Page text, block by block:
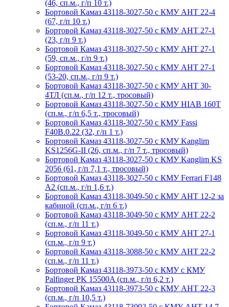
(46, сп.м., г/п 10 т.)
Бортовой Камаз 43118-3027-50 с КМУ АНТ 22-4
(67, г/п 10 т.)
Бортовой Камаз 43118-3027-50 с КМУ АНТ 27-1
(23, г/п 9 т.)
Бортовой Камаз 43118-3027-50 с КМУ АНТ 27-1
(59, сп.м., г/п 9 т.)
Бортовой Камаз 43118-3027-50 с КМУ АНТ 27-1
(53-20, сп.м., г/п 9 т.)
Бортовой Камаз 43118-3027-50 с КМУ АНТ 30-
4ТЛ (сп.м., г/п 12 т., тросовый)
Бортовой Камаз 43118-3027-50 с КМУ HIAB 160T
(сп.м., г/п 6,5 т., тросовый)
Бортовой Камаз 43118-3027-50 с КМУ Fassi
F40B.0.22 (32, г/п 1 т.)
Бортовой Камаз 43118-3027-50 с КМУ Kanglim
KS1256G-II (26, сп.м., г/п 7 т., тросовый)
Бортовой Камаз 43118-3027-50 с КМУ Kanglim KS
2056 (61, г/п 7,1 т., тросовый)
Бортовой Камаз 43118-3027-50 с КМУ Ferrari F148
A2 (сп.м., г/п 1,6 т.)
Бортовой Камаз 43118-3049-50 с КМУ АНТ 12-2 за
кабиной (сп.м., г/п 6 т.)
Бортовой Камаз 43118-3049-50 с КМУ АНТ 22-2
(сп.м., г/п 11 т.)
Бортовой Камаз 43118-3049-50 с КМУ АНТ 27-1
(сп.м., г/п 9 т.)
Бортовой Камаз 43118-3088-50 с КМУ АНТ 22-2
(сп.м., г/п 11 т.)
Бортовой Камаз 43118-3973-50 с КМУ с КМУ
Palfinger PK 15500A (сп.м., г/п 6,2 т.)
Бортовой Камаз 43118-3973-50 с КМУ АНТ 22-3
(сп.м., г/п 10,5 т.)